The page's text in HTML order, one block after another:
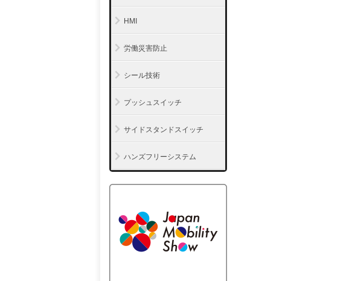
HMI
労働災害防止
シール技術
プッシュスイッチ
サイドスタンドスイッチ
ハンズフリーシステム